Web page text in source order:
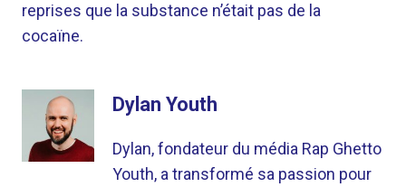
reprises que la substance n’était pas de la
cocaïne.
Dylan Youth
Dylan, fondateur du média Rap Ghetto
Youth, a transformé sa passion pour